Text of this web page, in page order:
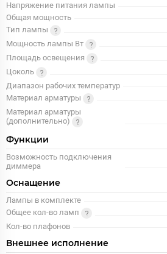
Напряжение питания лампы
Общая мощность
Тип лампы
Мощность лампы Вт
Площадь освещения
Цоколь
Диапазон рабочих температур
Материал арматуры
Материал арматуры
(дополнительно)
Функции
Возможность подключения
диммера
Оснащение
Лампы в комплекте
Общее кол-во ламп
Кол-во плафонов
Внешнее исполнение